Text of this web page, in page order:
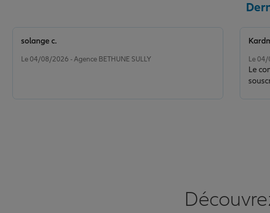
Le 04/08/2026 - Agence BETHUNE SULLY
solange c.
Le 04/
Le